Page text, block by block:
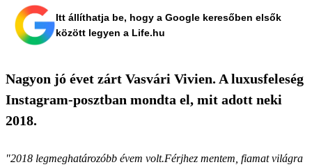
Itt állíthatja be, hogy a Google keresőben elsők
között legyen a Life.hu
Nagyon jó évet zárt Vasvári Vivien. A luxusfeleség
Instagram-posztban mondta el, mit adott neki
2018.
"2018 legmeghatározóbb évem volt.Férjhez mentem, fiamat világra